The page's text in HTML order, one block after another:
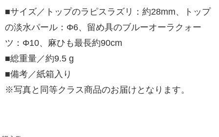
■サイズ／トップのラピスラズリ：約28mm、トップ
の淡水パール：Φ6、留め具のブルーオーラクォー
ツ：Φ10、麻ひも最長約90cm
■総重量／約9.5 g
■備考／紙箱入り
※写真と同等クラス商品のお届けとなります。